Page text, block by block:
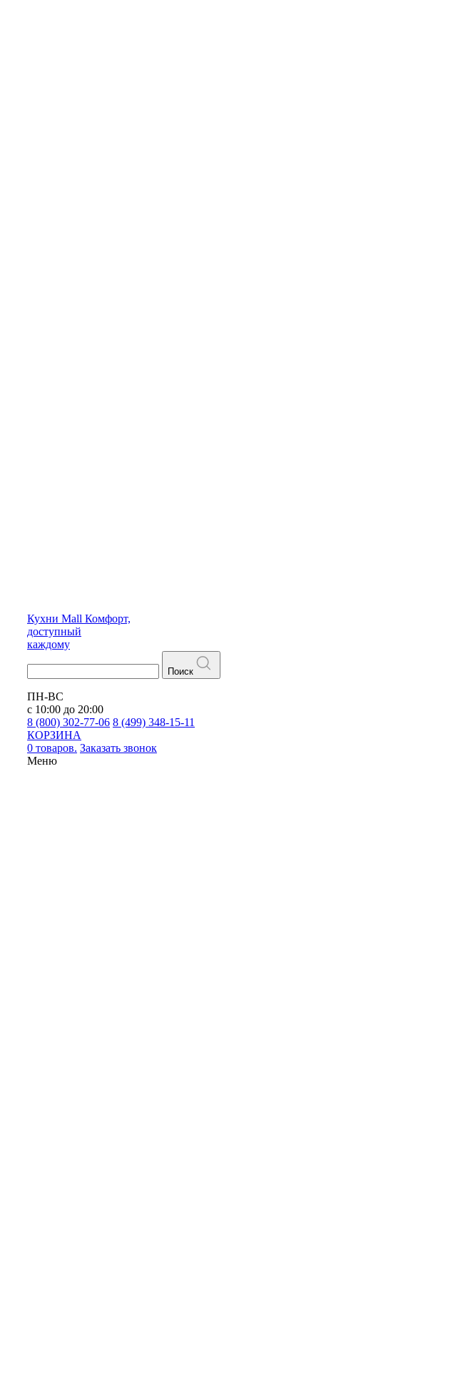
Кухни Mall Комфорт,
доступный
каждому
Поиск
ПН-ВС
с 10:00 до 20:00
8 (800) 302-77-06 8 (499) 348-15-11
КОРЗИНА
0 товаров. Заказать звонок
Меню